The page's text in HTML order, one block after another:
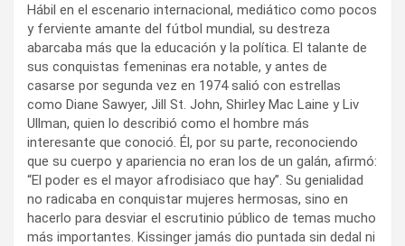
Hábil en el escenario internacional, mediático como pocos
y ferviente amante del fútbol mundial, su destreza
abarcaba más que la educación y la política. El talante de
sus conquistas femeninas era notable, y antes de
casarse por segunda vez en 1974 salió con estrellas
como Diane Sawyer, Jill St. John, Shirley Mac Laine y Liv
Ullman, quien lo describió como el hombre más
interesante que conoció. Él, por su parte, reconociendo
que su cuerpo y apariencia no eran los de un galán, afirmó:
“El poder es el mayor afrodisiaco que hay”. Su genialidad
no radicaba en conquistar mujeres hermosas, sino en
hacerlo para desviar el escrutinio público de temas mucho
más importantes. Kissinger jamás dio puntada sin dedal ni